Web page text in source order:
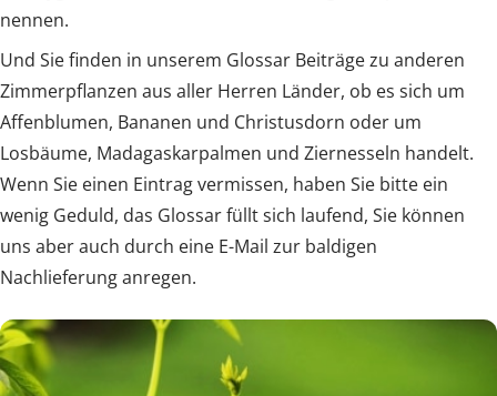
nennen.
Und Sie finden in unserem Glossar Beiträge zu anderen
Zimmerpflanzen aus aller Herren Länder, ob es sich um
Affenblumen, Bananen und Christusdorn oder um
Losbäume, Madagaskarpalmen und Ziernesseln handelt.
Wenn Sie einen Eintrag vermissen, haben Sie bitte ein
wenig Geduld, das Glossar füllt sich laufend, Sie können
uns aber auch durch eine E-Mail zur baldigen
Nachlieferung anregen.